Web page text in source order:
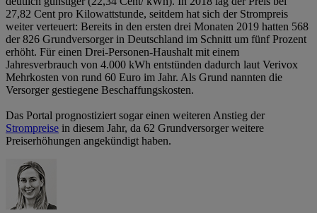
27,82 Cent pro Kilowattstunde, seitdem hat sich der Strompreis
weiter verteuert: Bereits in den ersten drei Monaten 2019 hatten 568
der 826 Grundversorger in Deutschland im Schnitt um fünf Prozent
erhöht. Für einen Drei-Personen-Haushalt mit einem
Jahresverbrauch von 4.000 kWh entstünden dadurch laut Verivox
Mehrkosten von rund 60 Euro im Jahr. Als Grund nannten die
Versorger gestiegene Beschaffungskosten.
Das Portal prognostiziert sogar einen weiteren Anstieg der
Strompreise in diesem Jahr, da 62 Grundversorger weitere
Preiserhöhungen angekündigt haben.